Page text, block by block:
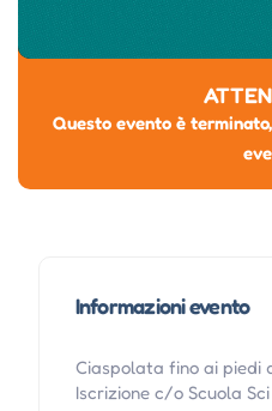
Questo evento è
Informazioni evento
Ciaspolata fino ai piedi
Iscrizione c/o Scuola